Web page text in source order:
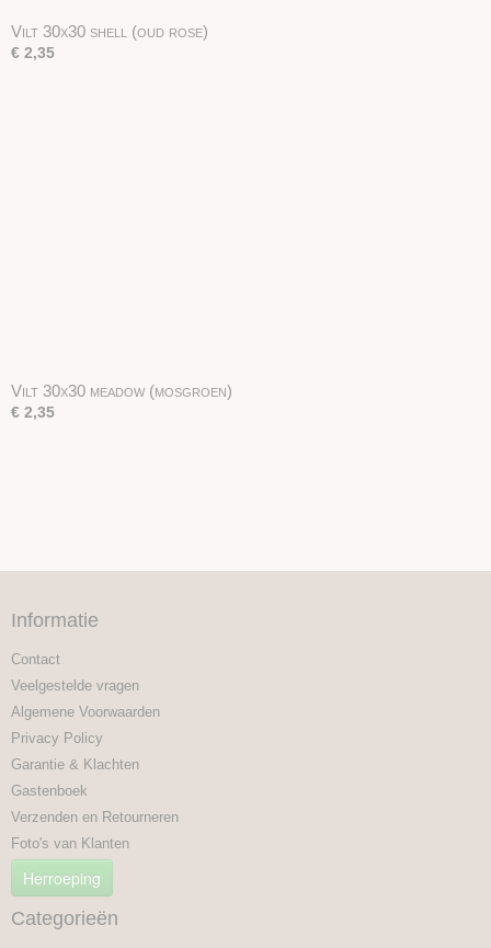
Vilt 30x30 shell (oud rose)
€ 2,35
Vilt 30x30 meadow (mosgroen)
€ 2,35
Informatie
Contact
Veelgestelde vragen
Algemene Voorwaarden
Privacy Policy
Garantie & Klachten
Gastenboek
Verzenden en Retourneren
Foto's van Klanten
Herroeping
Categorieën